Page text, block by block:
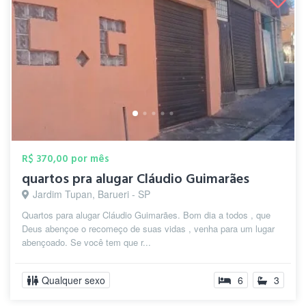
R$ 370,00 por mês
quartos pra alugar Cláudio Guimarães
Jardim Tupan, Barueri - SP
Quartos para alugar Cláudio Guimarães. Bom dia a todos , que
Deus abençoe o recomeço de suas vidas , venha para um lugar
abençoado. Se você tem que r...
Qualquer sexo 6 3